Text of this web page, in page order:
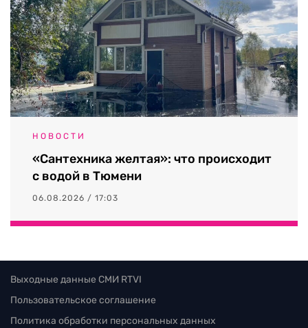
НОВОСТИ
«Сантехника желтая»: что происходит
с водой в Тюмени
06.08.2026 / 17:03
Выходные данные СМИ RTVI
Пользовательское соглашение
Политика обработки персональных данных